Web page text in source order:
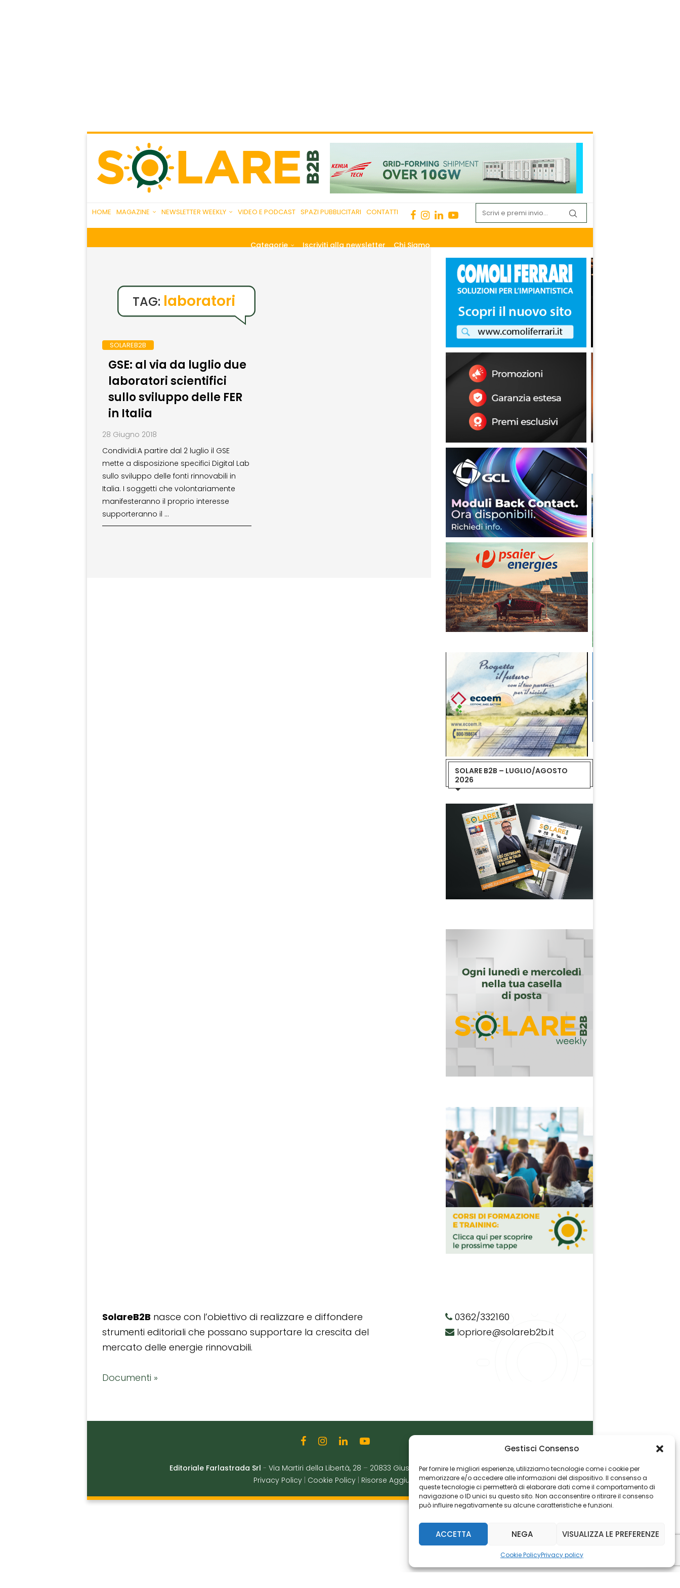
Gestisci Consenso
Per fornire le migliori esperienze, utilizziamo tecnologie come i cookie per
memorizzare e/o accedere alle informazioni del dispositivo. Il consenso a
queste tecnologie ci permetterà di elaborare dati come il comportamento di
navigazione o ID unici su questo sito. Non acconsentire o ritirare il consenso
può influire negativamente su alcune caratteristiche e funzioni.
ACCETTA NEGA VISUALIZZA LE PREFERENZE
Cookie PolicyPrivacy policy
HOME MAGAZINE NEWSLETTER WEEKLY VIDEO E PODCAST SPAZI PUBBLICITARI CONTATTI
Categorie Iscriviti alla newsletter Chi Siamo
TAG: laboratori
SOLAREB2B
GSE: al via da luglio due
laboratori scientifici
sullo sviluppo delle FER
in Italia
28 Giugno 2018
Condividi:A partire dal 2 luglio il GSE
mette a disposizione specifici Digital Lab
sullo sviluppo delle fonti rinnovabili in
Italia. I soggetti che volontariamente
manifesteranno il proprio interesse
supporteranno il …
SOLARE B2B – LUGLIO/AGOSTO
2026
SolareB2B nasce con l’obiettivo di realizzare e diffondere
strumenti editoriali che possano supportare la crescita del
mercato delle energie rinnovabili.
Documenti »
0362/332160
lopriore@solareb2b.it
Editoriale Farlastrada Srl - Via Martiri della Libertà, 28 – 20833 Giussano (MB) | P.I. 06982770965
Privacy Policy
Cookie Policy Risorse Aggiuntive